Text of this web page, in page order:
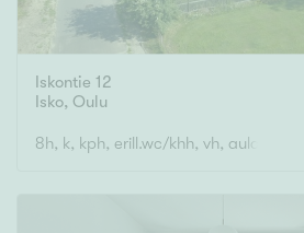
Iskontie 12
Isko, Oulu
8h, k, kph, erill.wc/khh, vh, aula,